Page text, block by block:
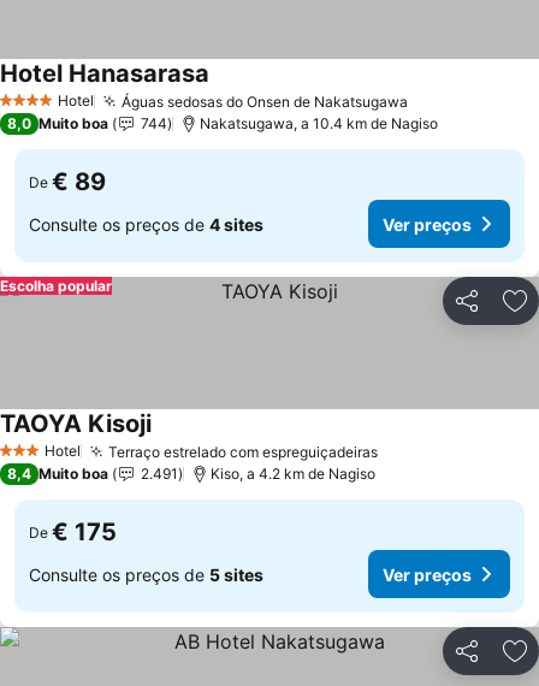
4 EstrelasHotel Águas sedosas do Onsen de Nakatsugawa
Hotel Hanasarasa
8,0 Muito boa 744 Nakatsugawa, a 10.4 km de Nagiso
De € 89
Consulte os preços de 4 sites Ver preços
Partilhar
Escolha popular
3 EstrelasHotel Terraço estrelado com espreguiçadeiras
TAOYA Kisoji
8,4 Muito boa 2.491 Kiso, a 4.2 km de Nagiso
De € 175
Consulte os preços de 5 sites Ver preços
Partilhar